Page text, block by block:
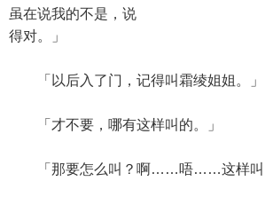
虽在说我的不是，说
得对。」
「以后入了门，记得叫霜绫姐姐。」
「才不要，哪有这样叫的。」
「那要怎么叫？啊……唔……这样叫